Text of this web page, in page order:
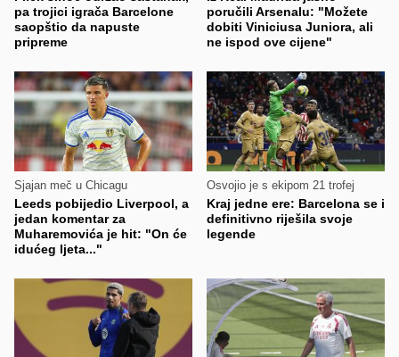
pa trojici igrača Barcelone
saopštio da napuste
pripreme
poručili Arsenalu: "Možete
dobiti Viniciusa Juniora, ali
ne ispod ove cijene"
Sjajan meč u Chicagu
Leeds pobijedio Liverpool, a
jedan komentar za
Muharemovića je hit: "On će
idućeg ljeta..."
Osvojio je s ekipom 21 trofej
Kraj jedne ere: Barcelona se i
definitivno riješila svoje
legende